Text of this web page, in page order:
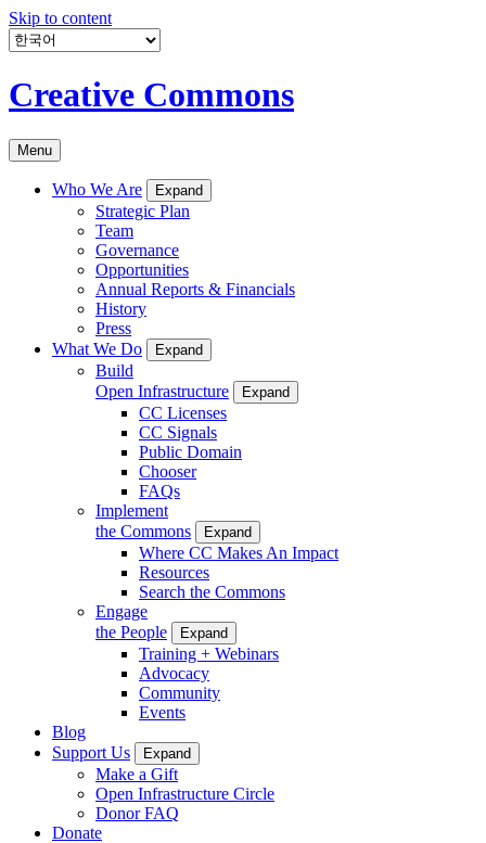
Skip to content
Creative Commons
Menu
Who We Are Expand
Strategic Plan
Team
Governance
Opportunities
Annual Reports & Financials
History
Press
What We Do
Expand
Build
Open Infrastructure
Expand
CC Licenses
CC Signals
Public Domain
Chooser
FAQs
Implement
the Commons
Expand
Where CC Makes An Impact
Resources
Search the Commons
Engage
the People
Expand
Training + Webinars
Advocacy
Community
Events
Blog
Support Us
Expand
Make a Gift
Open Infrastructure Circle
Donor FAQ
Donate